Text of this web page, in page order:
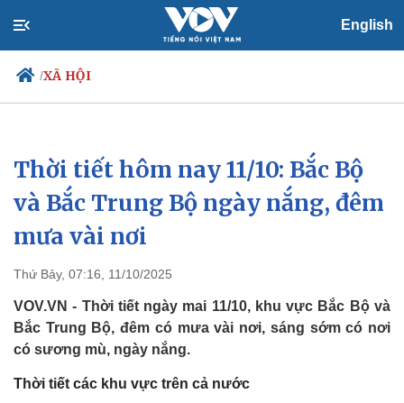
English
/XÃ HỘI
Chính trị
Đảng
Tổ chức nhân sự
Quốc hội
Xã hội
Tin 24h
Dự báo thời tiết
Thời tiết hôm nay 11/10: Bắc Bộ
và Bắc Trung Bộ ngày nắng, đêm
mưa vài nơi
Thứ Bảy, 07:16, 11/10/2025
VOV.VN - Thời tiết ngày mai 11/10, khu vực Bắc Bộ và
Bắc Trung Bộ, đêm có mưa vài nơi, sáng sớm có nơi
có sương mù, ngày nắng.
Thời tiết các khu vực trên cả nước